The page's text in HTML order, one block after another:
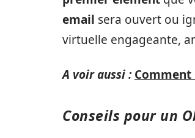
email sera ouvert ou
virtuelle engageante,
A voir aussi : Comment
Conseils pour un